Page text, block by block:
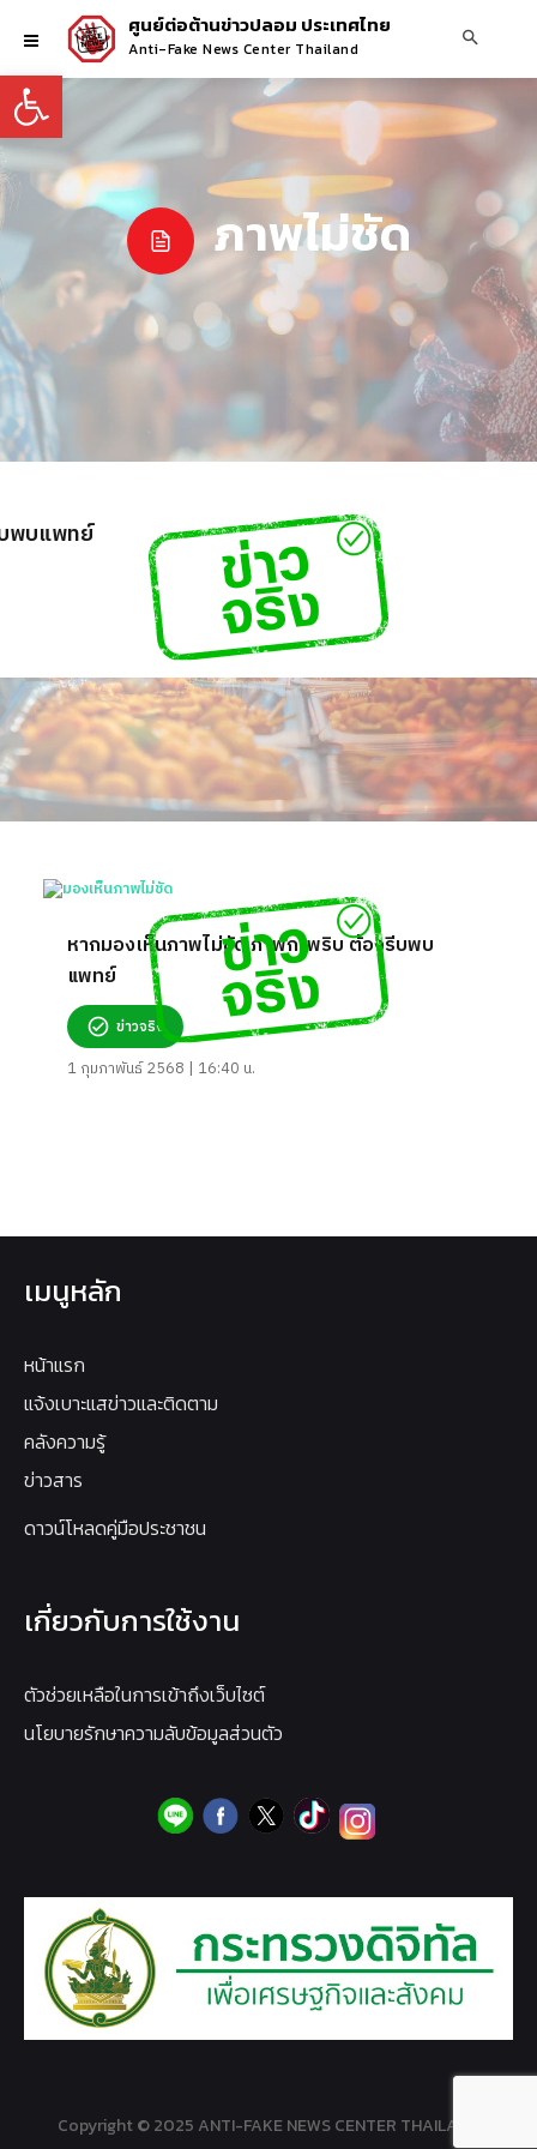
Open toolbar
ศูนย์ต่อต้านข่าวปลอม ประเทศไทย
Anti-Fake News Center Thailand
ภาพไม่ชัด
พบแพทย์
หากมองเห็นภาพไม่ชัด ภาพกะพริบ ต้องรีบพบ
แพทย์
ข่าวจริง
1 กุมภาพันธ์ 2568 | 16:40 น.
เมนูหลัก
หน้าแรก
แจ้งเบาะแสข่าวและติดตาม
คลังความรู้
ข่าวสาร
ดาวน์โหลดคู่มือประชาชน
เกี่ยวกับการใช้งาน
ตัวช่วยเหลือในการเข้าถึงเว็บไซต์
นโยบายรักษาความลับข้อมูลส่วนตัว
Copyright © 2025 ANTI-FAKE NEWS CENTER THAILAND